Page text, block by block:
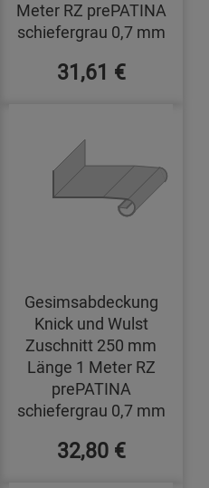
Meter RZ prePATINA
schiefergrau 0,7 mm
31,61 €
Gesimsabdeckung
Knick und Wulst
Zuschnitt 250 mm
Länge 1 Meter RZ
prePATINA
schiefergrau 0,7 mm
32,80 €